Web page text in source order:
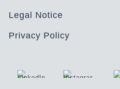
Legal Notice
Privacy Policy